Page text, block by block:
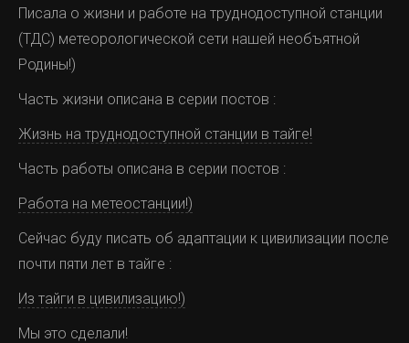
Писала о жизни и работе на труднодоступной станции
(ТДС) метеорологической сети нашей необъятной
Родины!)
Часть жизни описана в серии постов :
Жизнь на труднодоступной станции в тайге!
Часть работы описана в серии постов :
Работа на метеостанции!)
Сейчас буду писать об адаптации к цивилизации после
почти пяти лет в тайге :
Из тайги в цивилизацию!)
Мы это сделали!